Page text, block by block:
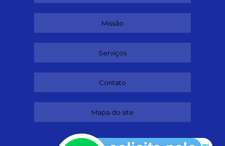
Missão
Serviços
Contato
Mapa do site